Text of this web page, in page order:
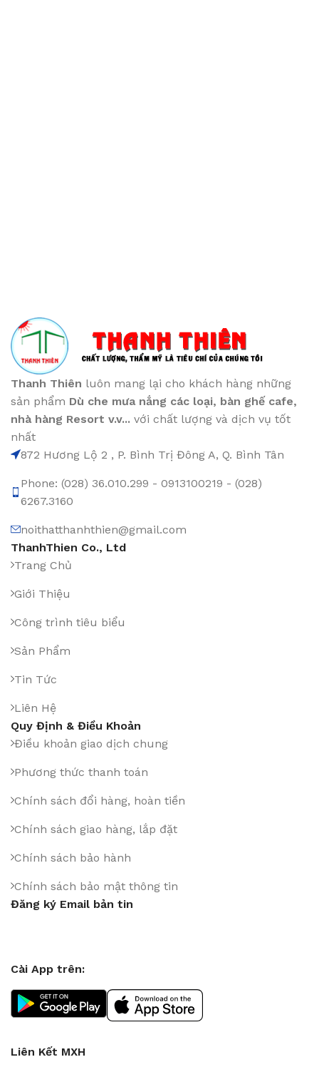
Thanh Thiên luôn mang lại cho khách hàng những
sản phẩm Dù che mưa nắng các loại, bàn ghế cafe,
nhà hàng Resort v.v... với chất lượng và dịch vụ tốt
nhất
872 Hương Lộ 2 , P. Bình Trị Đông A, Q. Bình Tân
Phone: (028) 36.010.299 - 0913100219 - (028)
6267.3160
noithatthanhthien@gmail.com
ThanhThien Co., Ltd
Trang Chủ
Giới Thiệu
Công trình tiêu biểu
Sản Phẩm
Tin Tức
Liên Hệ
Quy Định & Điều Khoản
Điều khoản giao dịch chung
Phương thức thanh toán
Chính sách đổi hàng, hoàn tiền
Chính sách giao hàng, lắp đặt
Chính sách bảo hành
Chính sách bảo mật thông tin
Đăng ký Email bản tin
Cài App trên:
Liên Kết MXH